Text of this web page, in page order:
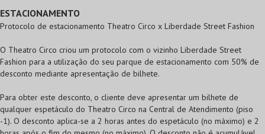
ESTACIONAMENTO
Protocolo de estacionamento Theatro Circo x Liberdade Street Fashion
O Theatro Circo criou um protocolo com o vizinho Liberdade Street
Fashion para a utilização do seu parque de estacionamento com 50% de
desconto mediante apresentação de bilhete.
Para obter este desconto, o cliente deve apresentar um bilhete de
qualquer espetáculo do Theatro Circo na Central de Atendimento (piso
-1). O desconto aplica-se a 2 horas antes do espetáculo (no máximo) e 2